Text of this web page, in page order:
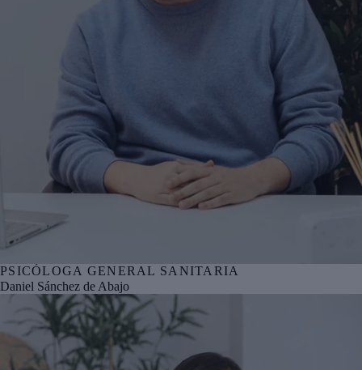
Nº col. COPBI BI05292
PSICÓLOGA GENERAL SANITARIA
Daniel Sánchez de Abajo